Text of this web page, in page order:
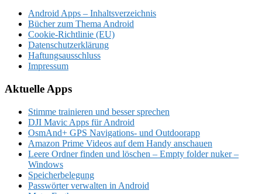
Android Apps – Inhaltsverzeichnis
Bücher zum Thema Android
Cookie-Richtlinie (EU)
Datenschutzerklärung
Haftungsausschluss
Impressum
Aktuelle Apps
Stimme trainieren und besser sprechen
DJI Mavic Apps für Android
OsmAnd+ GPS Navigations- und Outdoorapp
Amazon Prime Videos auf dem Handy anschauen
Leere Ordner finden und löschen – Empty folder nuker –
Windows
Speicherbelegung
Passwörter verwalten in Android